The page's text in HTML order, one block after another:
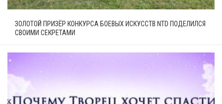
ЗОЛОТОЙ ПРИЗЁР КОНКУРСА БОЕВЫХ ИСКУССТВ NTD ПОДЕЛИЛСЯ
СВОИМИ СЕКРЕТАМИ